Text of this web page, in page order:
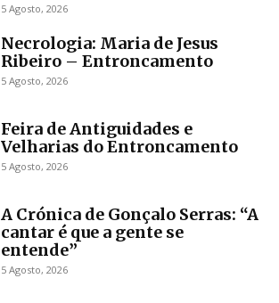
5 Agosto, 2026
Necrologia: Maria de Jesus
Ribeiro – Entroncamento
5 Agosto, 2026
Feira de Antiguidades e
Velharias do Entroncamento
5 Agosto, 2026
A Crónica de Gonçalo Serras: “A
cantar é que a gente se
entende”
5 Agosto, 2026